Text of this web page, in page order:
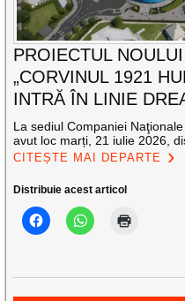
PROIECTUL
„CORVINUL 1921
INTRĂ ÎN LINIE
La sediul Companiei
avut loc marți, 21 iulie 2026,
CITEȘTE MAI DEPARTE
Distribuie acest articol